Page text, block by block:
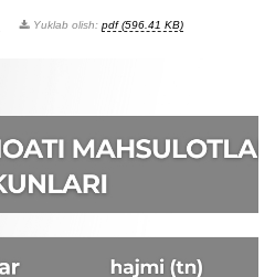
Yuklab olish: pdf (596.41 KB)